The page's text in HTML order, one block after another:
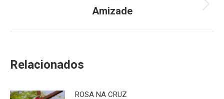
Próximo
Amizade
Relacionados
ROSA NA CRUZ